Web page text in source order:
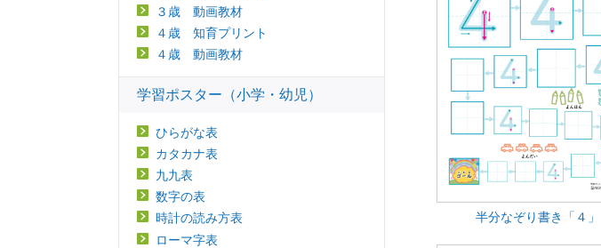
半分なぞり書き「４」
３歳 動画教材
４歳 知育プリント
４歳 動画教材
学習ポスター（小学・幼児）
ひらがな表
カタカナ表
九九表
数字の表
時計の読み方表
ローマ字表